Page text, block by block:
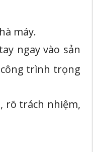
máy.
ngay vào sản
trình trọng
rõ trách nhiệm,